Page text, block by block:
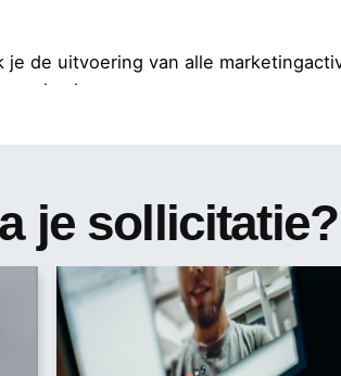
je de uitvoering van alle
rollen.
je sollicitatie?